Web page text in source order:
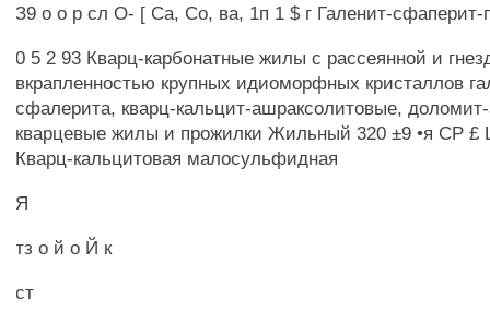
З9 о о р сл О- [ Са, Со, ва, 1п 1 $ г Галенит-сфаперит-
0 5 2 93 Кварц-карбонатные жилы с рассеянной и
вкрапленностью крупных идиоморфных кристаллов
сфалерита, кварц-кальцит-ашраксолитовые,
кварцевые жилы и прожилки Жильный 320 ±9 •я СР
Кварц-кальцитовая малосульфидная
Я
тз о й о Й к
ст